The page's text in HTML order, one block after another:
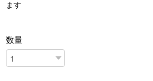
ます
数量